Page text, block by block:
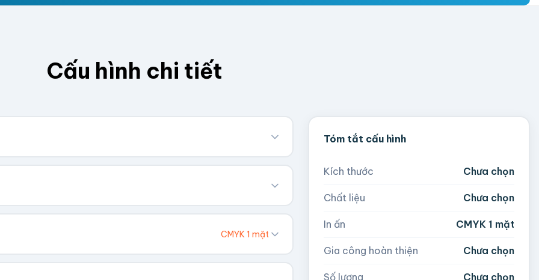
Cấu hình chi tiết
Chúng tôi sẽ tính toán kích thước tổng thể.
Cao (cm)
CMYK 1 mặt
Tóm tắt cấu hình
Kích thước Chưa chọn
Chất liệu Chưa chọn
In ấn CMYK 1 mặt
Gia công hoàn thiện Chưa chọn
Số lượng Chưa chọn